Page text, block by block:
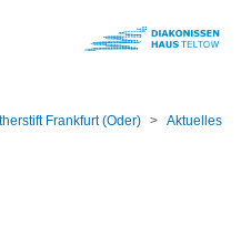
Frankfurt (Oder)
Aktuelles